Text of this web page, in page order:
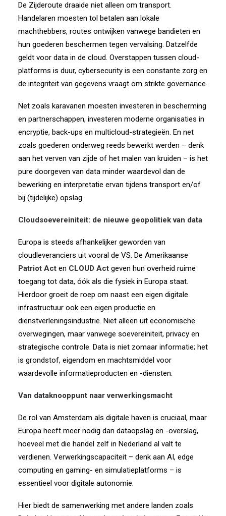
De Zijderoute draaide niet alleen om transport.
Handelaren moesten tol betalen aan lokale
machthebbers, routes ontwijken vanwege bandieten en
hun goederen beschermen tegen vervalsing. Datzelfde
geldt voor data in de cloud. Overstappen tussen cloud-
platforms is duur, cybersecurity is een constante zorg en
de integriteit van gegevens vraagt om strikte governance.
Net zoals karavanen moesten investeren in bescherming
en partnerschappen, investeren moderne organisaties in
encryptie, back-ups en multicloud-strategieën. En net
zoals goederen onderweg reeds bewerkt werden – denk
aan het verven van zijde of het malen van kruiden – is het
pure doorgeven van data minder waardevol dan de
bewerking en interpretatie ervan tijdens transport en/of
bij (tijdelijke) opslag.
Cloudsoevereiniteit: de nieuwe geopolitiek van data
Europa is steeds afhankelijker geworden van
cloudleveranciers uit vooral de VS. De Amerikaanse
Patriot Act en CLOUD Act geven hun overheid ruime
toegang tot data, óók als die fysiek in Europa staat.
Hierdoor groeit de roep om naast een eigen digitale
infrastructuur ook een eigen productie en
dienstverleningsindustrie. Niet alleen uit economische
overwegingen, maar vanwege soevereiniteit, privacy en
strategische controle. Data is niet zomaar informatie; het
is grondstof, eigendom en machtsmiddel voor
waardevolle informatieproducten en -diensten.
Van dataknooppunt naar verwerkingsmacht
De rol van Amsterdam als digitale haven is cruciaal, maar
Europa heeft meer nodig dan dataopslag en -overslag,
hoeveel met die handel zelf in Nederland al valt te
verdienen. Verwerkingscapaciteit – denk aan AI, edge
computing en gaming- en simulatieplatforms – is
essentieel voor digitale autonomie.
Hier biedt de samenwerking met andere landen zoals